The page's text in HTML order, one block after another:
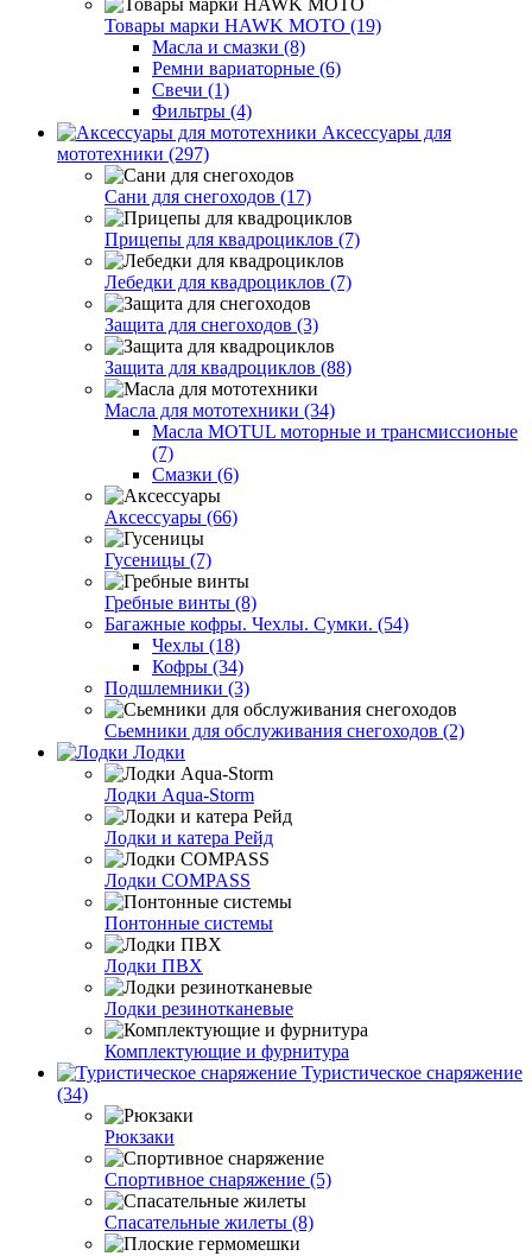
Товары марки HAWK MOTO (19)
Масла и смазки (8)
Ремни вариаторные (6)
Свечи (1)
Фильтры (4)
Аксессуары для
мототехники (297)
Сани для снегоходов (17)
Прицепы для квадроциклов (7)
Лебедки для квадроциклов (7)
Защита для снегоходов (3)
Защита для квадроциклов (88)
Масла для мототехники (34)
Масла MOTUL моторные и трансмиссионые
(7)
Смазки (6)
Аксессуары (66)
Гусеницы (7)
Гребные винты (8)
Багажные кофры. Чехлы. Сумки. (54)
Чехлы (18)
Кофры (34)
Подшлемники (3)
Сьемники для обслуживания снегоходов (2)
Лодки
Лодки Aqua-Storm
Лодки и катера Рейд
Лодки COMPASS
Понтонные системы
Лодки ПВХ
Лодки резинотканевые
Комплектующие и фурнитура
Туристическое снаряжение
(34)
Рюкзаки
Спортивное снаряжение (5)
Спасательные жилеты (8)